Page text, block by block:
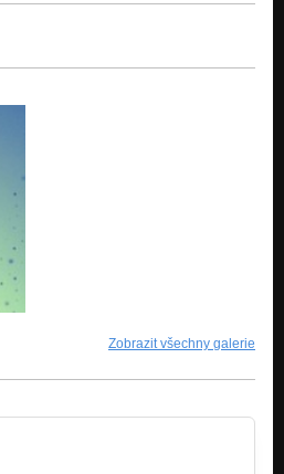
Zobrazit všechny galerie